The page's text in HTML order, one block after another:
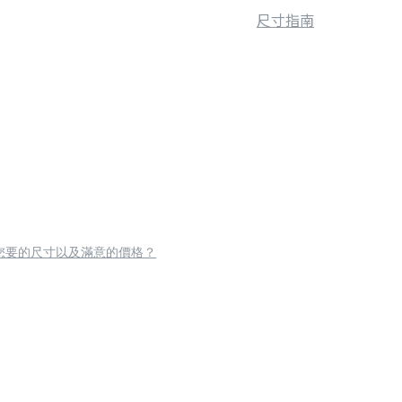
尺寸指南
要的尺寸以及滿意的價格？